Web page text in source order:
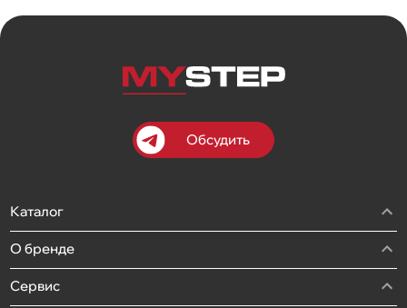
Обсудить
Каталог
О бренде
Сервис